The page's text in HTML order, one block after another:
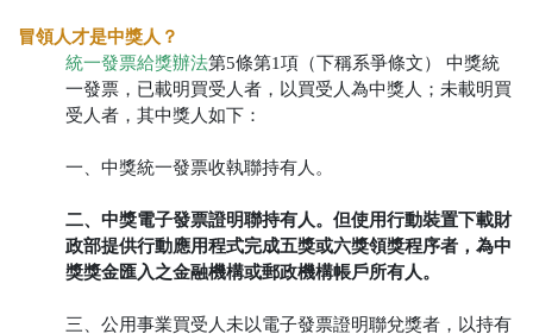
冒領人才是中獎人？
統一發票給獎辦法第5條第1項（下稱系爭條文） 中獎統
一發票，已載明買受人者，以買受人為中獎人；未載明買
受人者，其中獎人如下：
一、中獎統一發票收執聯持有人。
二、中獎電子發票證明聯持有人。但使用行動裝置下載財
政部提供行動應用程式完成五獎或六獎領獎程序者，為中
獎獎金匯入之金融機構或郵政機構帳戶所有人。
三、公用事業買受人未以電子發票證明聯兌獎者，以持有